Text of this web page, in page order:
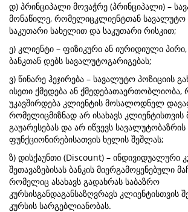
დ) პრინციპალი მოვაჭრე (პრინციპალი) –
მონაწილე, რომელიცკლიენტთან სავალუტო
საკუთარი სახელით და საკუთარი რისკით;
ე) კლიენტი – ფიზიკური ან იურიდიული
ბანკთან დებს სავალუტოგარიგებას;
ვ) წინარე ჰეჯირება – სავალუტო პოზიციის
ისეთი ქმედება ან
უკავშირდება კლიენტის მოსალოდნელ
რომელიცმიზნად არ ისახავს
გაუარესებას და არ იწვევს
ფუნქციონირებისათვის ხელის შეშლას;
ზ) დისქაუნთი (Discount) – ინდივიდუალური
შეთავაზებისას ბანკის მიერგამოყენებული
რომელიც ასახავს გადახრას საბაზრო
კურსისგანდაგანსაზღვრავს კლიენტისთვის
კურსის სარგებლიანობას.